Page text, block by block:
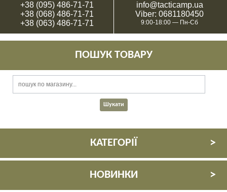
+38 (095) 486-71-71
+38 (068) 486-71-71
+38 (063) 486-71-71
info@tacticamp.ua
Viber: 0681180450
9:00-18:00 — Пн-Сб
ПОШУК ТОВАРУ
КАТЕГОРІЇ
НОВИНКИ